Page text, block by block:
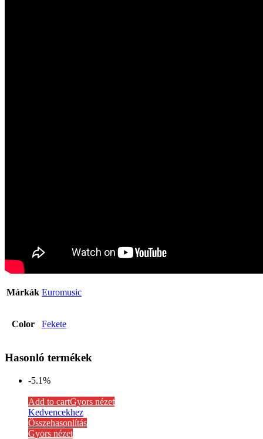
Márkák Euromusic
Color Fekete
Hasonló termékek
-5.1%
Add to cartGyors nézet
Kedvencekhez
Összehasonlítás
Gyors nézet